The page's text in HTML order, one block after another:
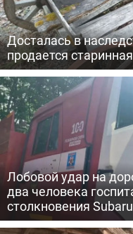
Досталась в
продается
Лобовой удар на
два человека
столкновения